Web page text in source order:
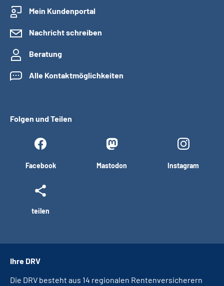
Mein Kundenportal
Nachricht schreiben
Beratung
Alle Kontaktmöglichkeiten
Folgen und Teilen
Facebook Mastodon Instagram
teilen
Ihre DRV
Die DRV besteht aus 14 regionalen Rentenversicherern